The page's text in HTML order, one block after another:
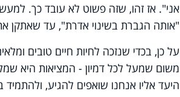
אני". אז זהו, שזה פשוט לא עובד כך.
"אותה הגברת בשינוי אדרת", עד שאתקן
על כן, בכדי שנזכה לחיות חיים טובים
משום שמעל לכל דמיון - המציאות היא
היעד אליו אנחנו שואפים להגיע,